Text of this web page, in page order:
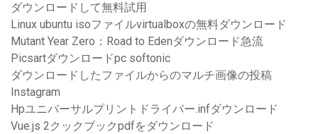
ダウンロードして無料試用
Linux ubuntu isoファイルvirtualboxの無料ダウンロード
Mutant Year Zero：Road to Edenダウンロード急流
Picsartダウンロードpc softonic
ダウンロードしたファイルからのマルチ画像の投稿
Instagram
Hpユニバーサルプリントドライバー.infダウンロード
Vue.js 2クックブックpdfをダウンロード